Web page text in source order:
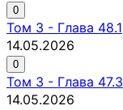
0
Том 3 - Глава 48.1
14.05.2026
0
Том 3 - Глава 47.3
14.05.2026